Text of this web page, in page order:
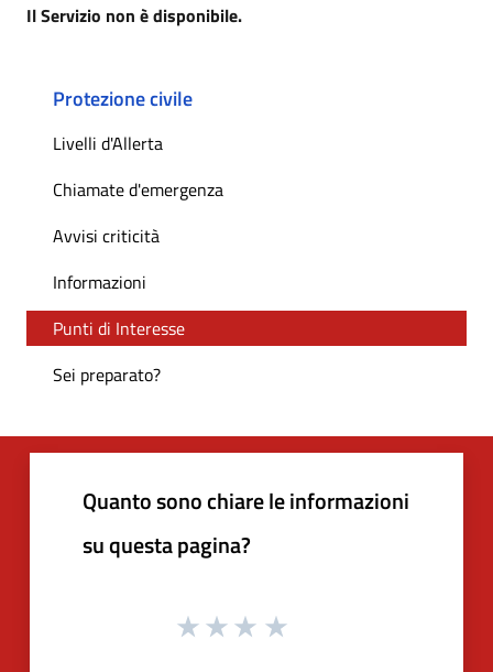
Il Servizio non è disponibile.
Protezione civile
Livelli d'Allerta
Chiamate d'emergenza
Avvisi criticità
Informazioni
Punti di Interesse
Sei preparato?
Quanto sono chiare le informazioni
su questa pagina?